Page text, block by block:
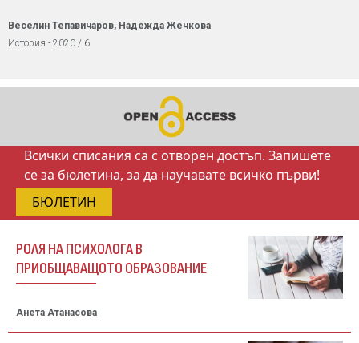
Веселин Тепавичаров, Надежда Жечкова
История - 2020 / 6
Всички списания са с отворен достъп. Запишете
се за бюлетина, за да научавате всичко първи!
БЮЛЕТИН
РОЛЯ НА ПСИХОЛОГА В
ПРИОБЩАВАЩОТО ОБРАЗОВАНИЕ
Анета Атанасова